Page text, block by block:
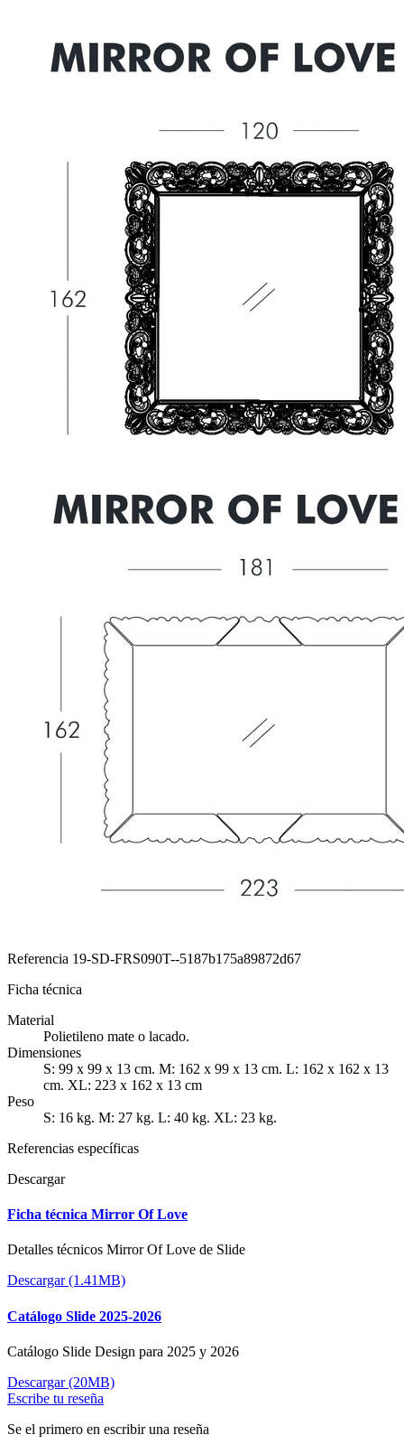
Referencia 19-SD-FRS090T--5187b175a89872d67
Ficha técnica
Material
Polietileno mate o lacado.
Dimensiones
S: 99 x 99 x 13 cm. M: 162 x 99 x 13 cm. L: 162 x 162 x 13
cm. XL: 223 x 162 x 13 cm
Peso
S: 16 kg. M: 27 kg. L: 40 kg. XL: 23 kg.
Referencias específicas
Descargar
Ficha técnica Mirror Of Love
Detalles técnicos Mirror Of Love de Slide
Descargar (1.41MB)
Catálogo Slide 2025-2026
Catálogo Slide Design para 2025 y 2026
Descargar (20MB)
Escribe tu reseña
Se el primero en escribir una reseña